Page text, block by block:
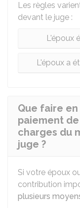
Les règles
devant le juge :
L'époux
L'époux a
Que faire
paiement
charges du
juge ?
Si votre époux
contribution
plusieurs